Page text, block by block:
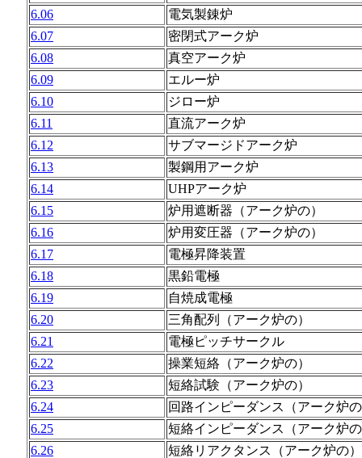
6.06
電気製錬炉
6.07
密閉式アーク炉
6.08
真空アーク炉
6.09
エルー炉
6.10
ジロー炉
6.11
直流アーク炉
6.12
サブマージドアーク炉
6.13
製鋼用アーク炉
6.14
UHPアーク炉
6.15
炉用遮断器（アーク炉の）
6.16
炉用変圧器（アーク炉の）
6.17
電極昇降装置
6.18
黒鉛電極
6.19
自焼成電極
6.20
三角配列（アーク炉の）
6.21
電極ピッチサークル
6.22
操業短絡（アーク炉の）
6.23
短絡試験（アーク炉の）
6.24
回路インピーダンス（アーク炉
6.25
短絡インピーダンス（アーク炉
6.26
短絡リアクタンス（アーク炉の）